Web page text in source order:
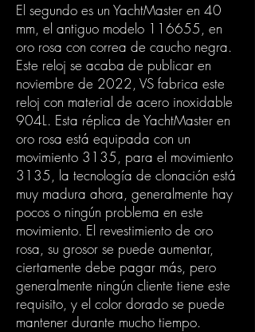
El segundo es un YachtMaster en 40
mm, el antiguo modelo 116655, en
oro rosa con correa de caucho negra.
Este reloj se acaba de publicar en
noviembre de 2022, VS fabrica este
reloj con material de acero inoxidable
904L. Esta réplica de YachtMaster en
oro rosa está equipada con un
movimiento 3135, para el movimiento
3135, la tecnología de clonación está
muy madura ahora, generalmente hay
pocos o ningún problema en este
movimiento. El revestimiento de oro
rosa, su grosor se puede aumentar,
ciertamente debe pagar más, pero
generalmente ningún cliente tiene este
requisito, y el color dorado se puede
mantener durante mucho tiempo.